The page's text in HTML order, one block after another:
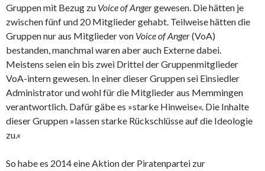
Gruppen mit Bezug zu Voice of Angergewesen. Die hätten je
zwischen fünf und 20 Mitglieder gehabt. Teilweise hätten die
Gruppen nur aus Mitglieder von Voice of Anger(VoA)
bestanden, manchmal waren aber auch Externe dabei.
Meistens seien ein bis zwei Drittel der Gruppenmitglieder
VoA-intern gewesen. In einer dieser Gruppen sei Einsiedler
Administrator und wohl für die Mitglieder aus Memmingen
verantwortlich. Dafür gäbe es »starke Hinweise«. Die Inhalte
dieser Gruppen »lassen starke Rückschlüsse auf die Ideologie
zu.«
So habe es 2014 eine Aktion der Piratenpartei zur